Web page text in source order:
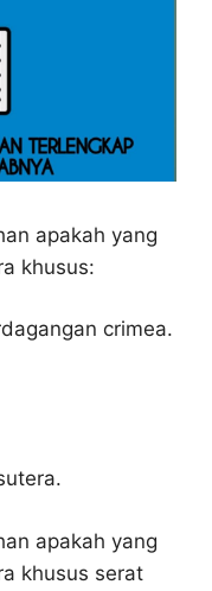
apakah yang
khusus:
crimea.
apakah yang
khusus serat